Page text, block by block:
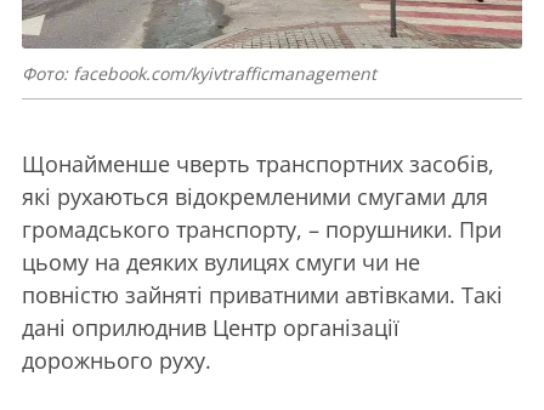
Фото: facebook.com/kyivtrafficmanagement
Щонайменше чверть транспортних засобів,
які рухаються відокремленими смугами для
громадського транспорту, – порушники. При
цьому на деяких вулицях смуги чи не
повністю зайняті приватними автівками. Такі
дані оприлюднив Центр організації
дорожнього руху.